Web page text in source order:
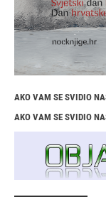
AKO VAM SE SVIDIO
AKO VAM SE SVIDIO